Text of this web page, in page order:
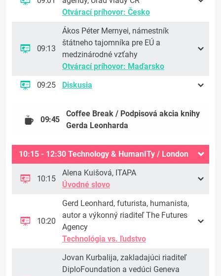
Otvárací príhovor: Česko
09:13
Ákos Péter Mernyei, námestník
štátneho tajomníka pre EÚ a
medzinárodné vzťahy
Otvárací príhovor: Maďarsko
09:25
Diskusia
09:45
Coffee Break / Podpisová akcia knihy
Gerda Leonharda
10:15 - 12:30 Technology & HumanITy / London
10:15
Alena Kuišová, ITAPA
Úvodné slovo
10:20
Gerd Leonhard, futurista, humanista,
autor a výkonný riaditeľ The Futures
Agency
Technológia vs. ľudstvo
Jovan Kurbalija, zakladajúci riaditeľ
DiploFoundation a vedúci Geneva